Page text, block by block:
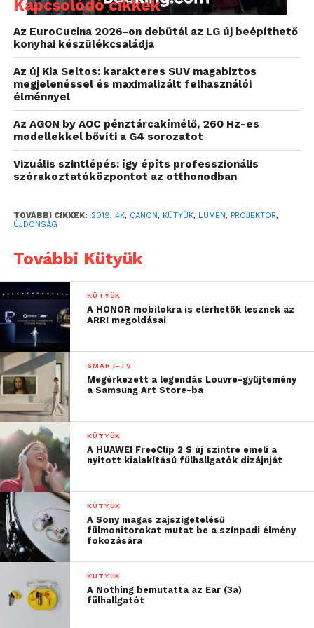
biztosít.
Erőteljes és pontos optikai
technológia
A 10 bites színfeldolgozásnak és a DCI-P3 színtéren
1 milliárd szín megjelenítésének köszönhetően az
LX-4K3500Z életteli és színhű vetítést tesz lehetővé
bármilyen további szűrő használata nélkül. A két
színes fényforrást és foszfortárcsát tartalmazó
lézeres optikai rendszere széles színskálát képes
megjeleníteni a natív 4K videóforrásokban, így
szinte azt érezhetjük, hogy mi is benne vagyunk a
képben. A 3-chipes DLP, a HDR és a 30 000:1
dinamikus kontrasztarány élénk színeket és
mélyebb feketéket eredményez, mindezt
színbontás nélkül, ezáltal tökéletesen visszaadja az
eredeti látványt. A még nagyobb rugalmasság és
kiváló optikai jellemzők érdekében az LX-4K3500Z
hét különböző objektívvel használható, amelyek 2
és 176 méter közötti távolságból kiváló minőségű
vetítést kínálnak a 100 – 1000” méretű
Kapcsolódó cikkek
Az EuroCucina 2026-on debütál az LG új beépíthető
konyhai készülékcsaládja
Az új Kia Seltos: karakteres SUV magabiztos
megjelenéssel és maximalizált felhasználói
élménnyel
Az AGON by AOC pénztárcakímélő, 260 Hz-es
modellekkel bővíti a G4 sorozatot
Vizuális szintlépés: így építs professzionális
szórakoztatóközpontot az otthonodban
TOVÁBBI CIKKEK: 2019, 4K, CANON, KÜTYÜK, LUMEN, PROJEKTOR,
ÚJDONSÁG
További Kütyük
KÜTYÜK
A HONOR mobilokra is elérhetők lesznek az
ARRI megoldásai
SMART-TV
Megérkezett a legendás Louvre-gyűjtemény
a Samsung Art Store-ba
KÜTYÜK
A HUAWEI FreeClip 2 S új szintre emeli a
nyitott kialakítású fülhallgatók dizájnját
KÜTYÜK
A Sony magas zajszigetelésű
fülmonitorokat mutat be a színpadi élmény
fokozására
KÜTYÜK
A Nothing bemutatta az Ear (3a)
fülhallgatót